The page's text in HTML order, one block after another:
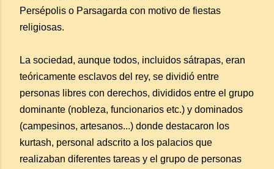
Persépolis o Parsagarda con motivo de fiestas
religiosas.
La sociedad, aunque todos, incluidos sátrapas, eran
teóricamente esclavos del rey, se dividió entre
personas libres con derechos, divididos entre el grupo
dominante (nobleza, funcionarios etc.) y dominados
(campesinos, artesanos...) donde destacaron los
kurtash, personal adscrito a los palacios que
realizaban diferentes tareas y el grupo de personas